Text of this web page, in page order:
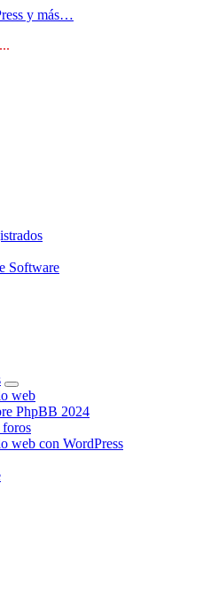
Software
web
PhpBB 2024
foros
web con WordPress